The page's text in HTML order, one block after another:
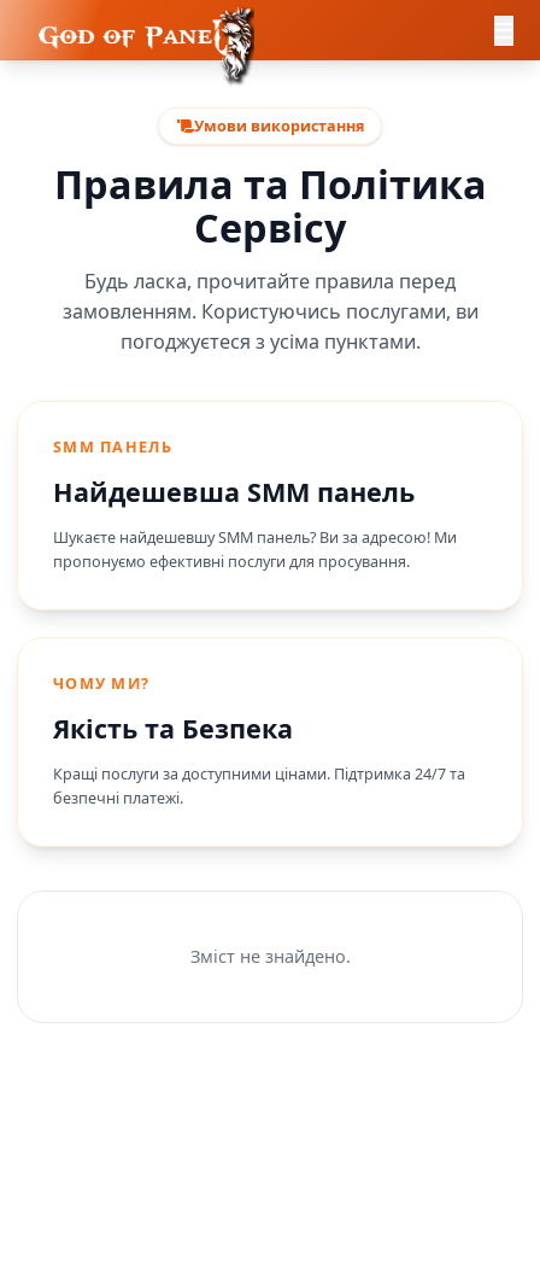
Умови використання
Правила та Політика
Сервісу
Будь ласка, прочитайте правила перед
замовленням. Користуючись послугами, ви
погоджуєтеся з усіма пунктами.
SMM ПАНЕЛЬ
Найдешевша SMM панель
Шукаєте найдешевшу SMM панель? Ви за адресою! Ми
пропонуємо ефективні послуги для просування.
ЧОМУ МИ?
Якість та Безпека
Кращі послуги за доступними цінами. Підтримка 24/7 та
безпечні платежі.
Зміст не знайдено.